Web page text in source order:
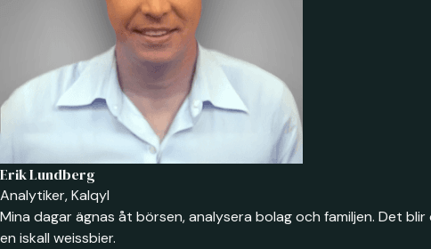
Erik Lundberg
Analytiker, Kalqyl
Mina dagar ägnas åt börsen, analysera bolag och familjen. Det
en iskall weissbier.